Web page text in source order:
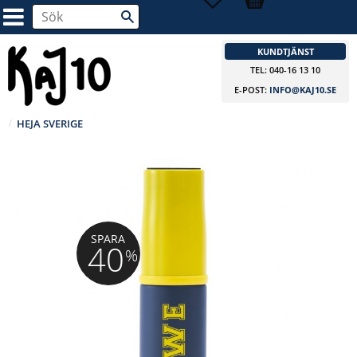
KUNDTJÄNST
TEL: 040-16 13 10
E-POST: INFO@KAJ10.SE
HEJA SVERIGE
SPARA
40%